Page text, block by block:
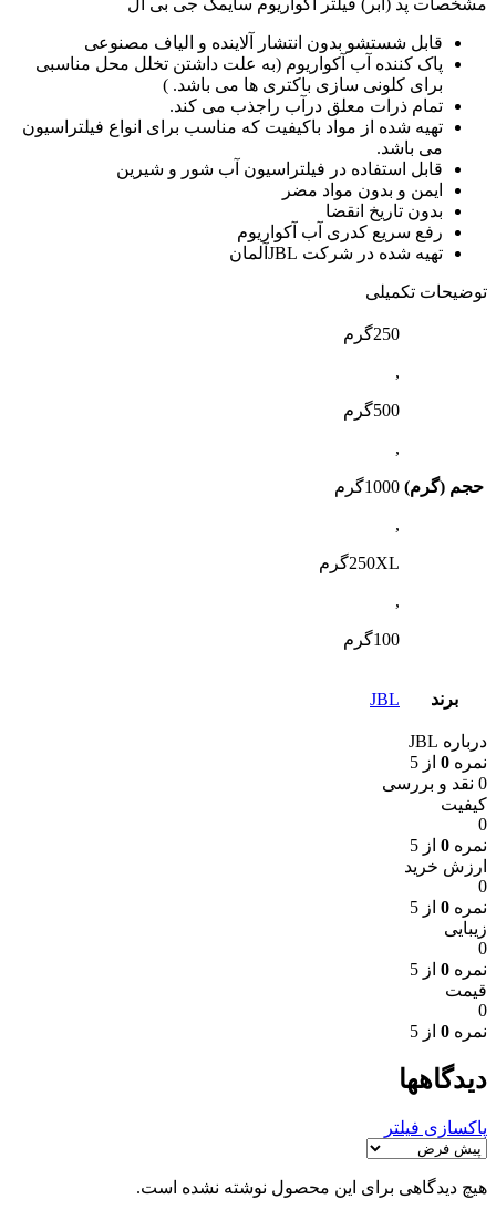
قابل شستشو بدون انتشار آلاینده و الیاف مصنوعی
پاک کننده آب آکواریوم (به علت داشتن تخلل محل مناسبی
برای کلونی سازی باکتری ها می باشد. )
تمام ذرات معلق درآب راجذب می کند.
تهیه شده از مواد باکیفیت که مناسب برای انواع فیلتراسیون
می باشد.
قابل استفاده در فیلتراسیون آب شور و شیرین
ایمن و بدون مواد مضر
بدون تاریخ انقضا
رفع سریع کدری آب آکواریوم
تهیه شده در شرکت JBLآلمان
توضیحات تکمیلی
حجم (گرم)
250گرم
,
500گرم
,
1000گرم
,
250XLگرم
,
100گرم
برند JBL
درباره JBL
نمره 0 از 5
0 نقد و بررسی
کیفیت
0
نمره 0 از 5
ارزش خرید
0
نمره 0 از 5
زیبایی
0
نمره 0 از 5
قیمت
0
نمره 0 از 5
دیدگاهها
پاکسازی فیلتر
هیچ دیدگاهی برای این محصول نوشته نشده است.